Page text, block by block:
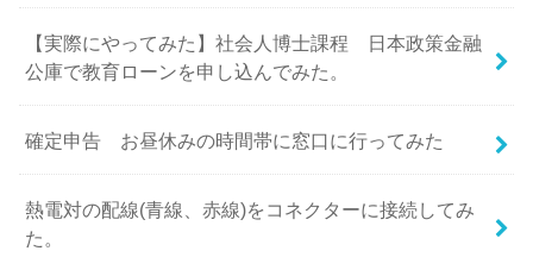
【実際にやってみた】社会人博士課程 日本政策金融
公庫で教育ローンを申し込んでみた。
確定申告 お昼休みの時間帯に窓口に行ってみた
熱電対の配線(青線、赤線)をコネクターに接続してみ
た。